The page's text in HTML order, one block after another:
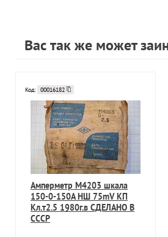
Вас так же может
Код: 00016182
Амперметр М4203 шкала
150-0-150A НШ 75mV КП
Кл.т2.5 1980г.в СДЕЛАНО В
СССР